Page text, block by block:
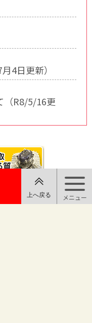
4日更新）
（R8/5/16更